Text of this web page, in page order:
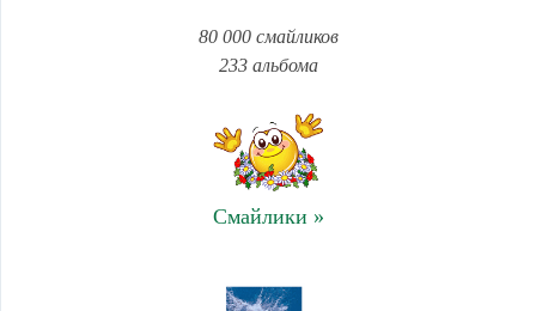
80 000 смайликов
233 альбома
Смайлики »